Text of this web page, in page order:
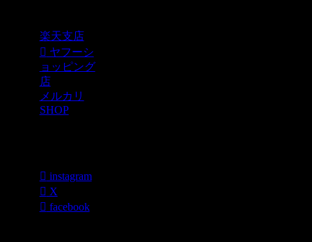
楽天支店
ヤフーシ
ョッピング
店
メルカリ
SHOP
instagram
X
facebook